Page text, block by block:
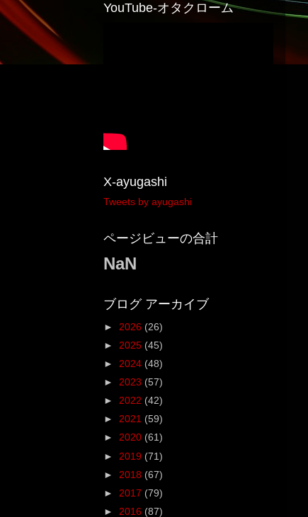
YouTube-オタクローム
X-ayugashi
Tweets by ayugashi
ページビューの合計
NaN
ブログ アーカイブ
► 2026 (26)
► 2025 (45)
► 2024 (48)
► 2023 (57)
► 2022 (42)
► 2021 (59)
► 2020 (61)
► 2019 (71)
► 2018 (67)
► 2017 (79)
► 2016 (87)